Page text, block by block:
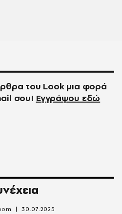
του Look μια φορά
σου! Εγγράψου εδώ
30.07.2025